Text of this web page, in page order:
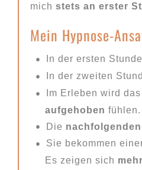
mich stets an erster
Mein Hypnose-
In der ersten
In der zweiten
Im Erleben wird das
aufgehoben fühlen.
Die
Sie bekommen
Es zeigen sich